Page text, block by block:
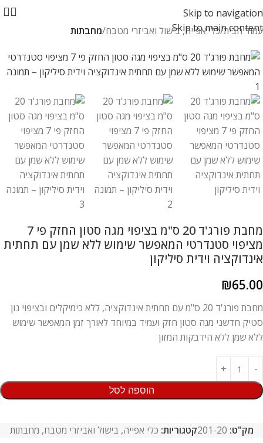
Skip to navigation
Skip to main content
עמוד הבית כלי אפייה, בישול ואביזרי מטבח מחבתות
מחבת פורג'ד 20 ס"מ בציפוי מגה סטון החזק פי 7
מציפוי סטנדרטי המאפשר שימוש ללא שמן עם תחתית
אינדוקציה וידית סיליקון
₪65.00
מחבת פורג'ד 20 ס"מ עם תחתית אינדוקציה, ללא כימיקלים ובציפוי נון
סטיק חדשני מגה סטון חזק ועמיד במיוחד לאורך זמן המאפשר שימוש
ללא שמן ללא הידבקות המזון
הוספה לסל
מק"ט: 201-20קטגוריות: כלי אפייה, בישול ואביזרי מטבח, מחבתות